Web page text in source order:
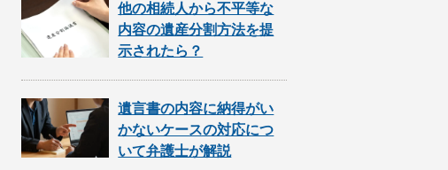
他の相続人から不平等な
内容の遺産分割方法を提
示されたら？
遺言書の内容に納得がい
かないケースの対応につ
いて弁護士が解説